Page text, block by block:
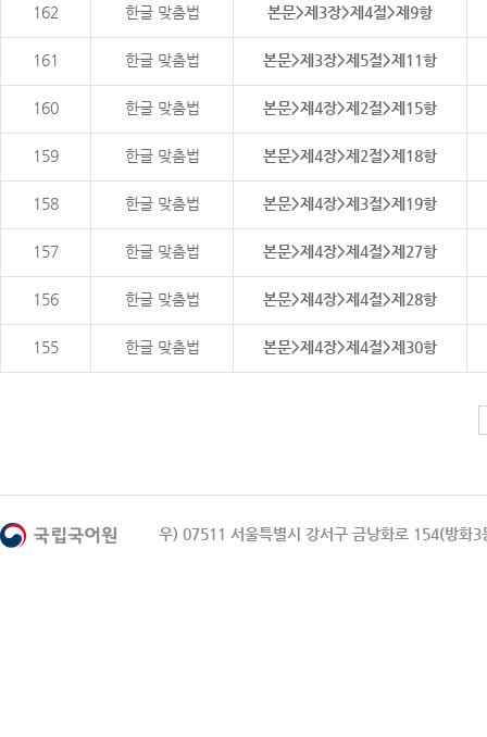
162 한글 맞춤법 본문>제3장>제4절>제9항
161 한글 맞춤법 본문>제3장>제5절>제11항
160 한글 맞춤법 본문>제4장>제2절>제15항
159 한글 맞춤법 본문>제4장>제2절>제18항
158 한글 맞춤법 본문>제4장>제3절>제19항
157 한글 맞춤법 본문>제4장>제4절>제27항
156 한글 맞춤법 본문>제4장>제4절>제28항
155 한글 맞춤법 본문>제4장>제4절>제30항
우) 07511 서울특별시 강서구 금낭화로 154(방화3